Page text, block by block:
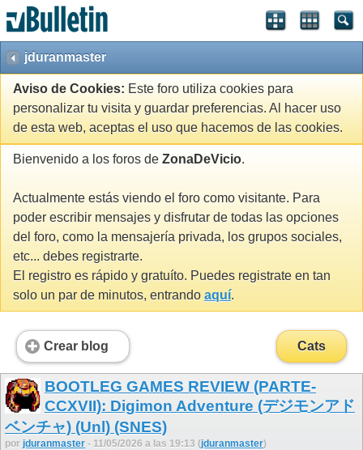
jduranmaster
Aviso de Cookies: Este foro utiliza cookies para
personalizar tu visita y guardar preferencias. Al hacer uso
de esta web, aceptas el uso que hacemos de las cookies.
Bienvenido a los foros de ZonaDeVicio.
Actualmente estás viendo el foro como visitante. Para
poder escribir mensajes y disfrutar de todas las opciones
del foro, como la mensajería privada, los grupos sociales,
etc... debes registrarte.
El registro es rápido y gratuíto. Puedes registrate en tan
solo un par de minutos, entrando aquí.
Crear blog Cats
BOOTLEG GAMES REVIEW (PARTE-
CCXVII): Digimon Adventure (デジモンアド
ベンチャ) (Unl) (SNES)
por jduranmaster - 11/05/2026 a las 19:13 (jduranmaster)